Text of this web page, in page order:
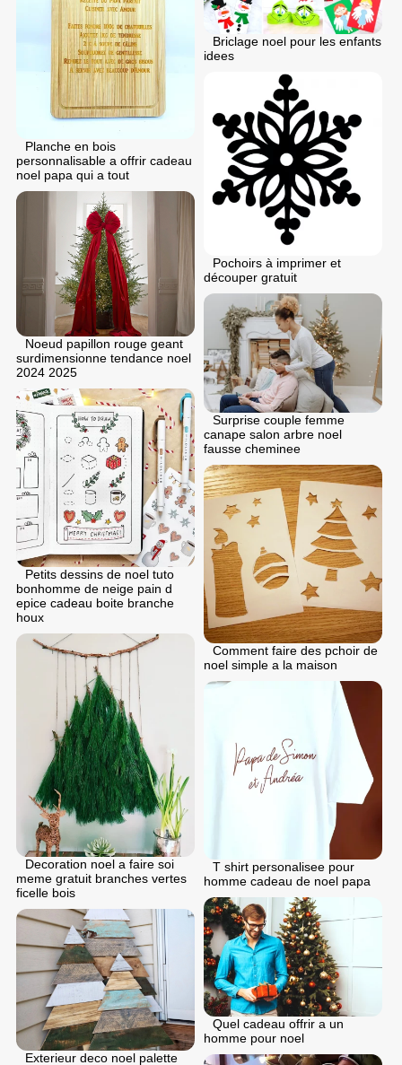
Planche en bois
personnalisable a offrir cadeau
noel papa qui a tout
Briclage noel pour les enfants
idees
Pochoirs à imprimer et
découper gratuit
Noeud papillon rouge geant
surdimensionne tendance noel
2024 2025
Surprise couple femme
canape salon arbre noel
fausse cheminee
Petits dessins de noel tuto
bonhomme de neige pain d
epice cadeau boite branche
houx
Comment faire des pchoir de
noel simple a la maison
Decoration noel a faire soi
meme gratuit branches vertes
ficelle bois
T shirt personalisee pour
homme cadeau de noel papa
Quel cadeau offrir a un
homme pour noel
Exterieur deco noel palette